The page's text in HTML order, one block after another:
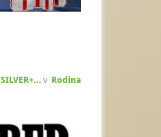
SILVER+… v Rodina